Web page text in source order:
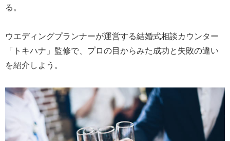
る。
ウエディングプランナーが運営する結婚式相談カウンター
「トキハナ」監修で、プロの目からみた成功と失敗の違い
を紹介しよう。